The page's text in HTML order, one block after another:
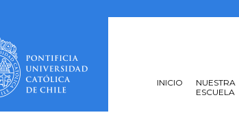
INICIO
NUESTRA
ESCUELA